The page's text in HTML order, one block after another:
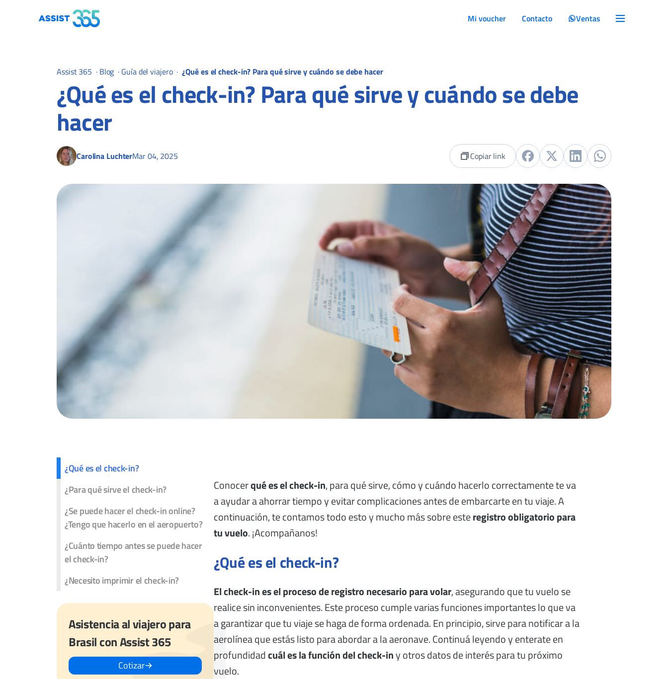
Mi voucher Contacto Ventas
Assist 365 · Blog · Guía del viajero · ¿Qué es el check-in? Para qué sirve y cuándo se debe hacer
¿Qué es el check-in? Para qué sirve y cuándo se debe
hacer
Carolina LuchterMar 04, 2025 Copiar link
¿Qué es el check-in?
¿Para qué sirve el check-in?
¿Se puede hacer el check-in online?
¿Tengo que hacerlo en el aeropuerto?
¿Cuánto tiempo antes se puede hacer
el check-in?
¿Necesito imprimir el check-in?
Asistencia al viajero para
Brasil con Assist 365
Cotizar
Conocerqué es el check-in, para qué sirve, cómo y cuándo hacerlo correctamente te va
a ayudar a ahorrar tiempo y evitar complicaciones antes de embarcarte en tu viaje. A
continuación, te contamos todo esto y mucho más sobre esteregistro obligatorio para
tu vuelo. ¡Acompañanos!
¿Qué es el check-in?
El check-in es el proceso de registro necesario para volar, asegurando que tu vuelo se
realice sin inconvenientes. Este proceso cumple varias funciones importantes lo que va
a garantizar que tu viaje se haga de forma ordenada. En principio, sirve para notificar a la
aerolínea que estás listo para abordar a la aeronave. Continuá leyendo y enterate en
profundidadcuál es la función del check-iny otros datos de interés para tu próximo
vuelo.